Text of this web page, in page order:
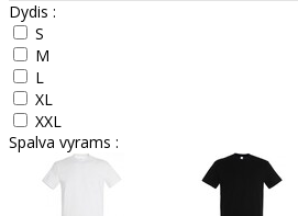
Dydis :
S
M
L
XL
XXL
Spalva vyrams :